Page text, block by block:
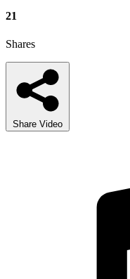
21
Shares
Share Video